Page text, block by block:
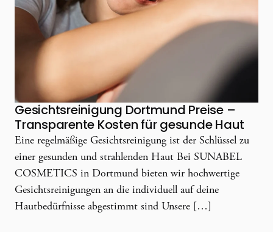
Gesichtsreinigung Dortmund Preise –
Transparente Kosten für gesunde Haut
Eine regelmäßige Gesichtsreinigung ist der Schlüssel zu
einer gesunden und strahlenden Haut Bei SUNABEL
COSMETICS in Dortmund bieten wir hochwertige
Gesichtsreinigungen an die individuell auf deine
Hautbedürfnisse abgestimmt sind Unsere […]